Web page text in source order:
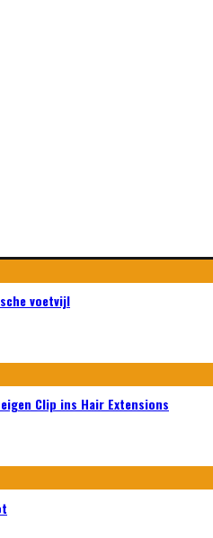
voetvijl
Clip ins Hair Extensions